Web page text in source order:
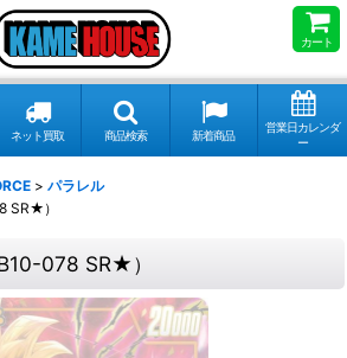
カート
ネット買取 商品検索 新着商品
営業日カレンダ
ー
> パラレル
SR★）
078 SR★）